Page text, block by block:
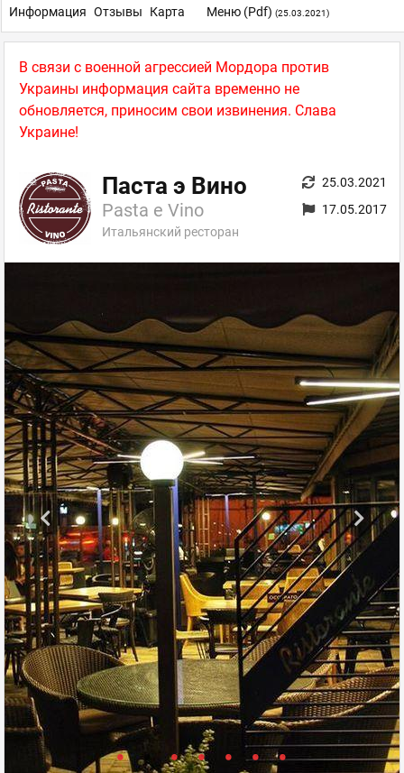
В связи с военной агрессией Мордора против
Украины информация сайта временно не
обновляется, приносим свои извинения. Слава
Украине!
Паста э Вино
Pasta e Vino
Итальянский ресторан
25.03.2021
17.05.2017
Информация Отзывы Карта Меню (pdf) (25.03.2021)